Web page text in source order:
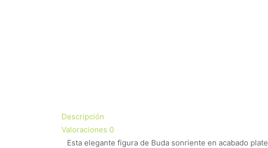
Descripción
Valoraciones 0
Esta elegante figura de Buda sonriente en acabado